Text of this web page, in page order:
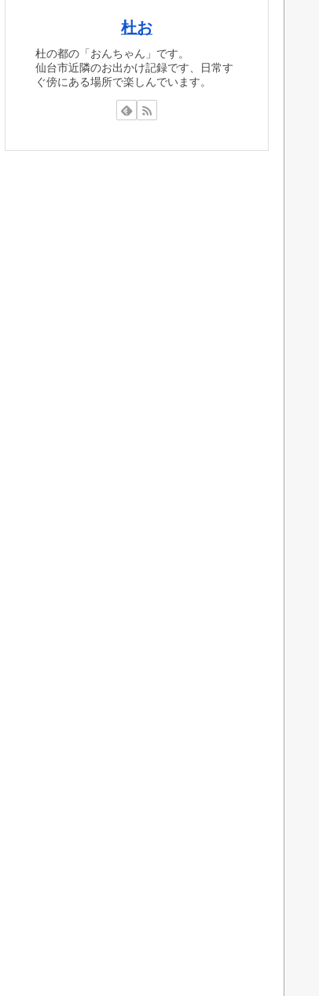
杜お
杜の都の「おんちゃん」です。
仙台市近隣のお出かけ記録です、日常す
ぐ傍にある場所で楽しんでいます。